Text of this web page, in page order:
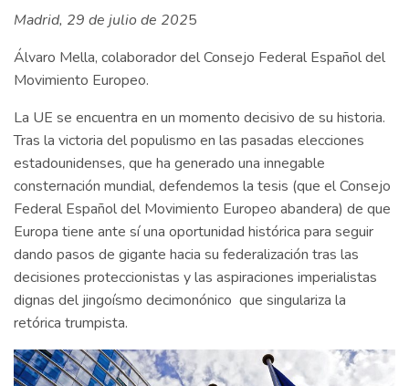
Madrid, 29 de julio de 2025
Álvaro Mella, colaborador del Consejo Federal Español del
Movimiento Europeo.
La UE se encuentra en un momento decisivo de su historia.
Tras la victoria del populismo en las pasadas elecciones
estadounidenses, que ha generado una innegable
consternación mundial, defendemos la tesis (que el Consejo
Federal Español del Movimiento Europeo abandera) de que
Europa tiene ante sí una oportunidad histórica para seguir
dando pasos de gigante hacia su federalización tras las
decisiones proteccionistas y las aspiraciones imperialistas
dignas del jingoísmo decimonónico que singulariza la
retórica trumpista.